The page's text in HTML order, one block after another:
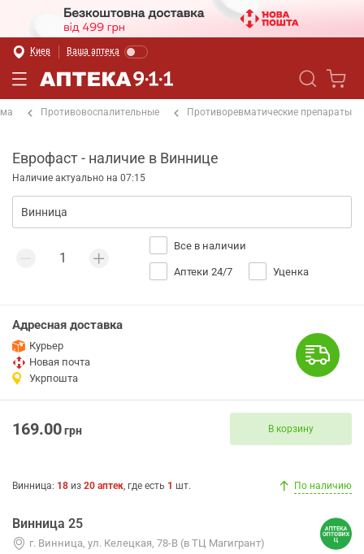
Киев Ваша аптека
Противовоспалительные Противоревматические препараты
Еврофаст - наличие в Виннице
Наличие актуально на 07:15
Все в наличии
Аптеки 24/7 Уценка
Адресная доставка
Курьер
Новая почта
Укрпошта
169.00грн В корзину
Винница: 18 из 20 аптек, где есть 1 шт. По наличию
Винница 25
г. Винница, ул. Келецкая, 78-В (в ТЦ Магигрант)